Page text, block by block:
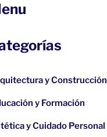
y Construcción
y Formación
y Cuidado Personal